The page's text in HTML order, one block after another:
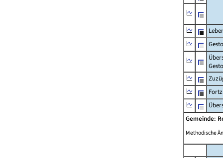
Gemeinde:
Methodische